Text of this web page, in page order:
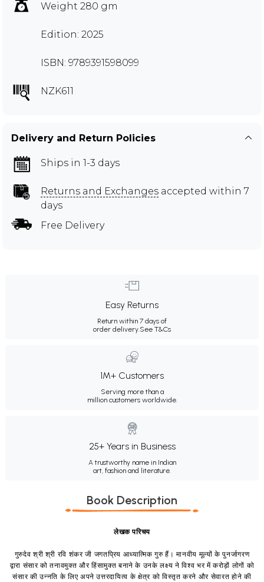
Weight 280 gm
Edition: 2025
ISBN: 9789391598099
NZK611
Delivery and Return Policies
Ships in 1-3 days
Returns and Exchanges accepted within 7
days
Free Delivery
Easy Returns
Return within 7 days of
order delivery.See T&Cs
1M+ Customers
Serving more than a
million customers worldwide.
25+ Years in Business
A trustworthy name in Indian
art, fashion and literature.
Book Description
लेखक परिचय
गुरुदेव श्री श्री रवि शंकर जी जगतप्रिय आध्यात्मिक गुरु हैं। मानवीय मूल्यों के पुनर्जागरण
द्वारा संसार को तनावमुक्त और हिंसामुक्त बनाने के उनके लक्ष्य ने विश्व भर में करोड़ों लोगों को
संसार की उन्नति के लिए अपने उत्तरदायित्व के क्षेत्र को विस्तृत करने और सेवारत होने की